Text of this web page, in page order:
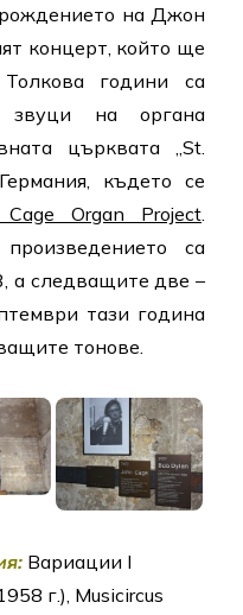
на Джон
концерт, който ще
години са
звуци на органа
църквата „St.
където се
Cage Organ Project
са
а следващите две –
тази година
тонове.
Вариации I
г.), Musicircus